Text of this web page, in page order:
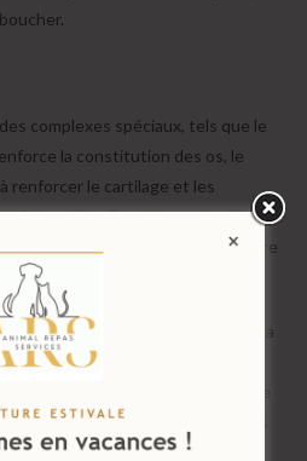
complexes spéciaux, tels que le
la constitution des os, le
renforcer le cartilage et les
Palatability Complex, qui améliore
une nutrition complète pour votre
la transition alimentaire dès la
Les différences dans la flore
aux humains nécessitent une
des perturbations digestives
le nouvel aliment